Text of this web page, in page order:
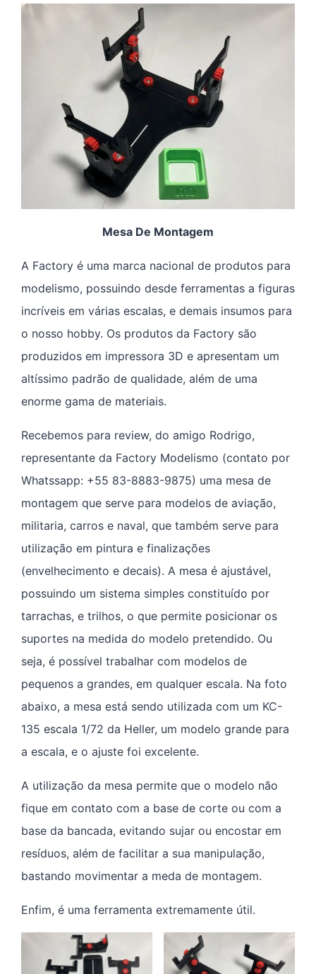
Mesa De Montagem
A Factory é uma marca nacional de produtos para
modelismo, possuindo desde ferramentas a figuras
incríveis em várias escalas, e demais insumos para
o nosso hobby. Os produtos da Factory são
produzidos em impressora 3D e apresentam um
altíssimo padrão de qualidade, além de uma
enorme gama de materiais.
Recebemos para review, do amigo Rodrigo,
representante da Factory Modelismo (contato por
Whatssapp: +55 83-8883-9875) uma mesa de
montagem que serve para modelos de aviação,
militaria, carros e naval, que também serve para
utilização em pintura e finalizações
(envelhecimento e decais). A mesa é ajustável,
possuindo um sistema simples constituído por
tarrachas, e trilhos, o que permite posicionar os
suportes na medida do modelo pretendido. Ou
seja, é possível trabalhar com modelos de
pequenos a grandes, em qualquer escala. Na foto
abaixo, a mesa está sendo utilizada com um KC-
135 escala 1/72 da Heller, um modelo grande para
a escala, e o ajuste foi excelente.
A utilização da mesa permite que o modelo não
fique em contato com a base de corte ou com a
base da bancada, evitando sujar ou encostar em
resíduos, além de facilitar a sua manipulação,
bastando movimentar a meda de montagem.
Enfim, é uma ferramenta extremamente útil.